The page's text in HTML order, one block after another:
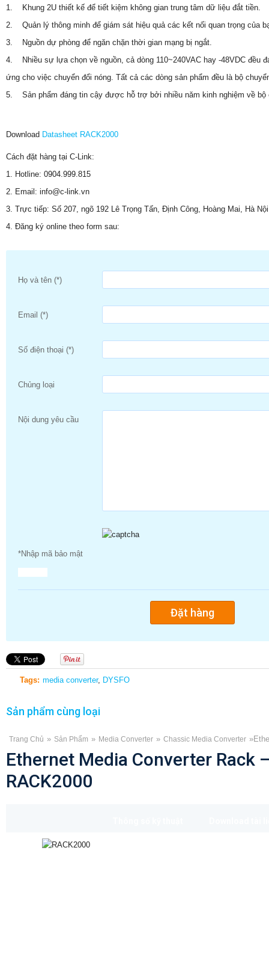
1. Khung 2U thiết kế để tiết kiệm không gian trung tâm dữ liệu đắt tiền.
2. Quản lý thông minh để giám sát hiệu quả các kết nối quan trọng của
3. Nguồn dự phòng để ngăn chặn thời gian mạng bị ngắt.
4. Nhiều sự lựa chọn về nguồn, cả dòng 110~240VAC hay -48VDC đều
ứng cho việc chuyển đổi nóng. Tất cả các dòng sản phẩm đều là bộ
5. Sản phẩm đáng tin cậy được hỗ trợ bởi nhiều năm kinh nghiệm về bộ
Download Datasheet RACK2000
Cách đặt hàng tại C-Link:
1. Hotline: 0904.999.815
2. Email: info@c-link.vn
3. Trực tiếp: Số 207, ngõ 192 Lê Trọng Tấn, Định Công, Hoàng Mai, Hà Nội
4. Đăng ký online theo form sau:
Họ và tên (*)
Email (*)
Số điện thoại (*)
Chủng loại
Nội dung yêu cầu
*Nhập mã bảo mật
Tags: media converter, DYSFO
Sản phẩm cùng loại
Trang Chủ » Sản Phẩm » Media Converter » Chassic Media Converter »
Ethernet Media Converter Rack
RACK2000